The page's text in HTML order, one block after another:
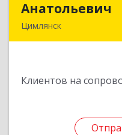
Анатольевич
Цимлянск
Клиентов на